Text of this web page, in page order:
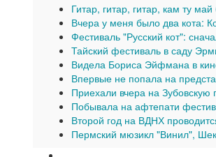
Гитар, гитар, гитар, кам ту
Вчера у меня было два кота:
Фестиваль "Русский кот":
Тайский фестиваль в саду
Видела Бориса Эйфмана в
Впервые не попала на
Приехали вчера на
Побывала на афтепати
Второй год на ВДНХ
Пермский мюзикл "Винил",